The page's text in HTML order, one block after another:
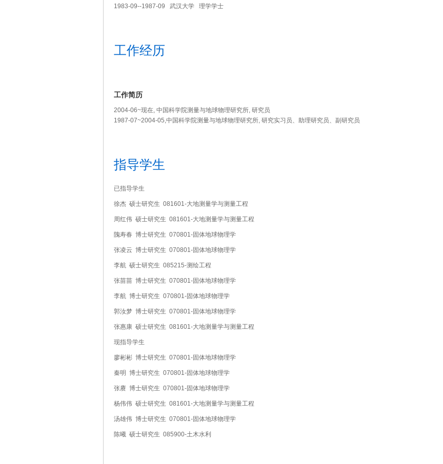
1983-09--1987-09 武汉大学 理学学士
工作经历
工作简历
2004-06~现在, 中国科学院测量与地球物理研究所, 研究员
1987-07~2004-05,中国科学院测量与地球物理研究所, 研究实习员、助理研究员、副研究员
指导学生
已指导学生
徐杰 硕士研究生 081601-大地测量学与测量工程
周红伟 硕士研究生 081601-大地测量学与测量工程
隗寿春 博士研究生 070801-固体地球物理学
张凌云 博士研究生 070801-固体地球物理学
李航 硕士研究生 085215-测绘工程
张苗苗 博士研究生 070801-固体地球物理学
李航 博士研究生 070801-固体地球物理学
郭汝梦 博士研究生 070801-固体地球物理学
张惠康 硕士研究生 081601-大地测量学与测量工程
现指导学生
廖彬彬 博士研究生 070801-固体地球物理学
秦明 博士研究生 070801-固体地球物理学
张赓 博士研究生 070801-固体地球物理学
杨伟伟 硕士研究生 081601-大地测量学与测量工程
汤雄伟 博士研究生 070801-固体地球物理学
陈曦 硕士研究生 085900-土木水利